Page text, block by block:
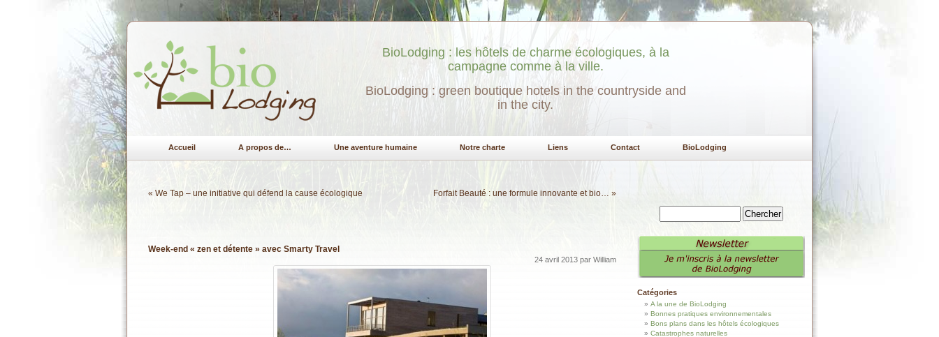
BioLodging : les hôtels de charme écologiques, à la
campagne comme à la ville.
BioLodging : green boutique hotels in the countryside and
in the city.
Accueil A propos de… Une aventure humaine Notre charte Liens Contact BioLodging
« We Tap – une initiative qui défend la cause écologique Forfait Beauté : une formule innovante et bio… »
Week-end « zen et détente » avec Smarty Travel
24 avril 2013 par William
Catégories
A la une de BioLodging
Bonnes pratiques environnementales
Bons plans dans les hôtels écologiques
Catastrophes naturelles